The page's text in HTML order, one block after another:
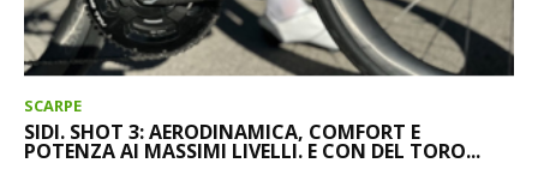
SCARPE
SIDI. SHOT 3: AERODINAMICA, COMFORT E
POTENZA AI MASSIMI LIVELLI. E CON DEL TORO...